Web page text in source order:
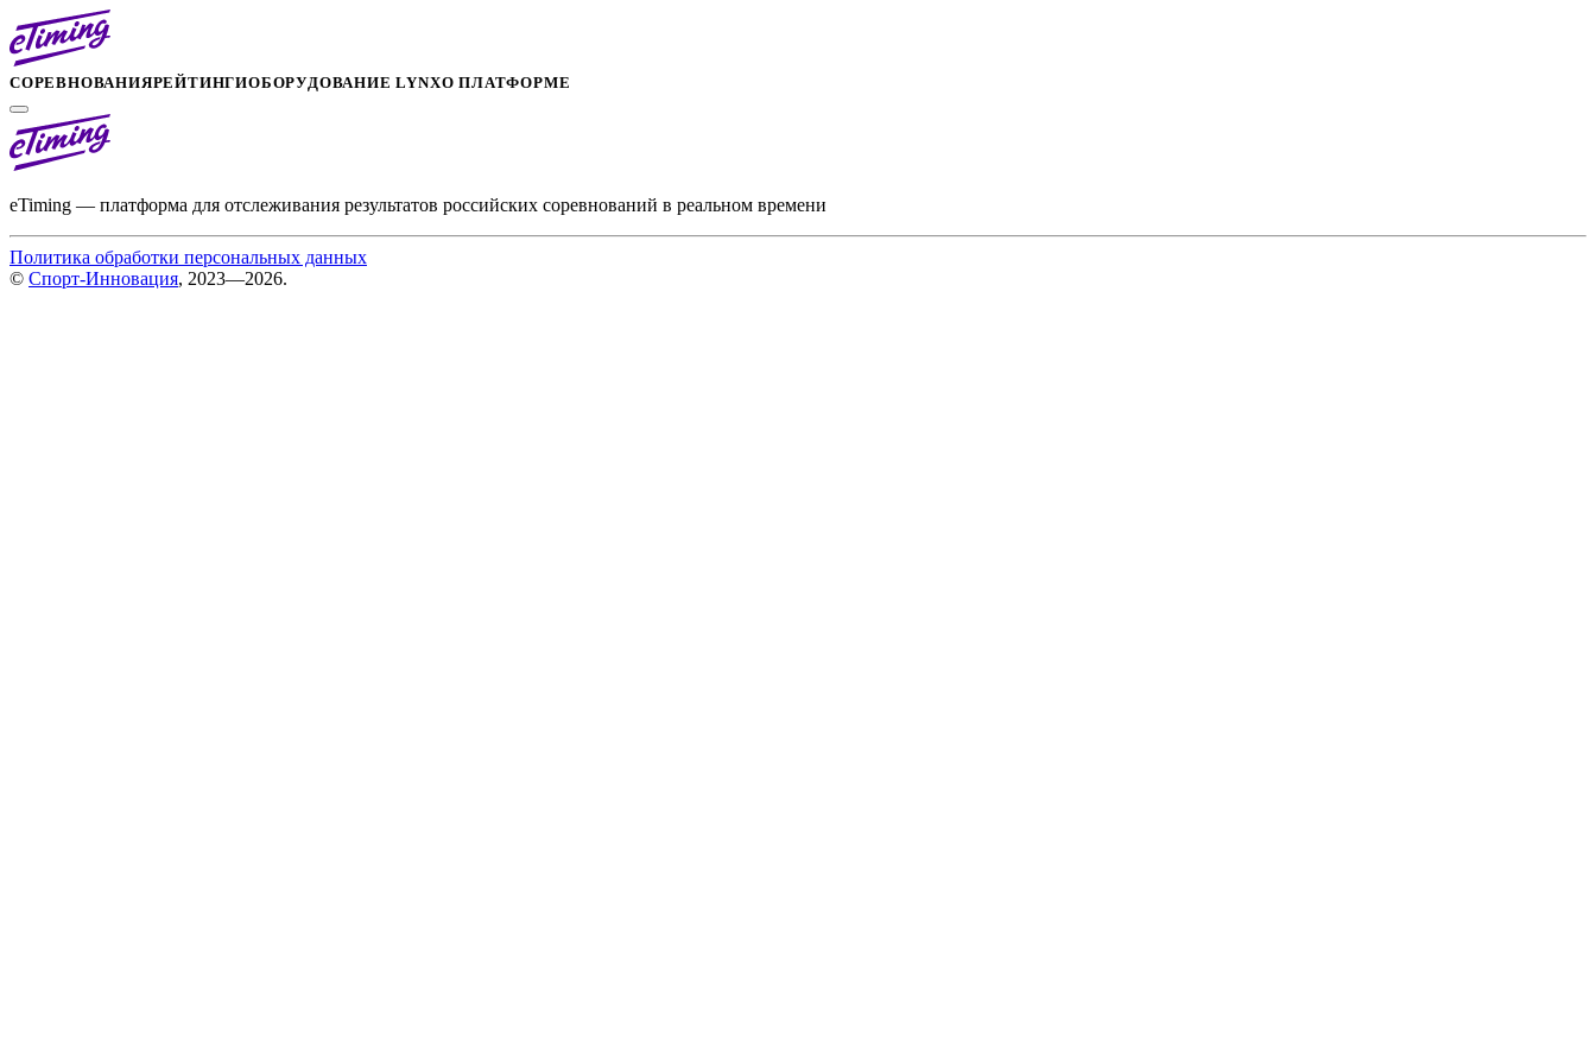
СОРЕВНОВАНИЯРЕЙТИНГИОБОРУДОВАНИЕ LYNXО ПЛАТФОРМЕ
eTiming — платформа для отслеживания результатов российских соревнований в реальном времени
Политика обработки персональных данных
© Спорт-Инновация, 2023—2026.